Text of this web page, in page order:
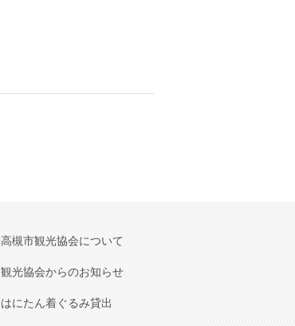
高槻市観光協会について
観光協会からのお知らせ
はにたん着ぐるみ貸出